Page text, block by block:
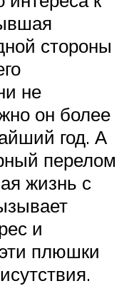
стороны
не
он более
год. А
перелом
жизнь с
и
плюшки